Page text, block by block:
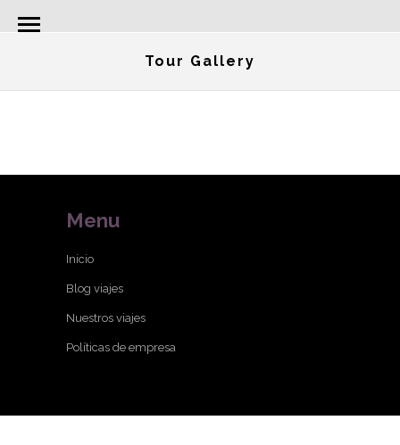
Tour Gallery
Menu
Inicio
Blog viajes
Nuestros viajes
Políticas de empresa